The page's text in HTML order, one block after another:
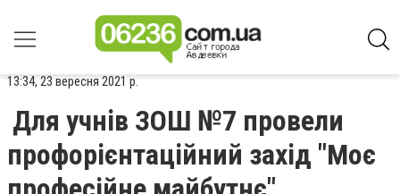
13:34, 23 вересня 2021 р.
Для учнів ЗОШ №7 провели
профорієнтаційний захід "Моє